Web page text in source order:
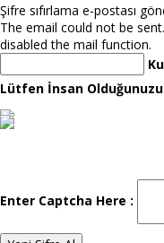
Şifre sıfırlama e-postası
The email could not be
disabled the mail function.
Lütfen İnsan Olduğunuzu
Enter Captcha Here :